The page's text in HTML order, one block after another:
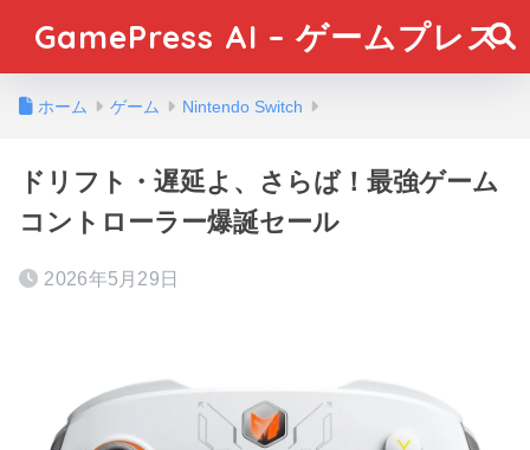
GamePress AI – ゲームプレス
ホーム ゲーム Nintendo Switch
ドリフト・遅延よ、さらば！最強ゲーム
コントローラー爆誕セール
2026年5月29日